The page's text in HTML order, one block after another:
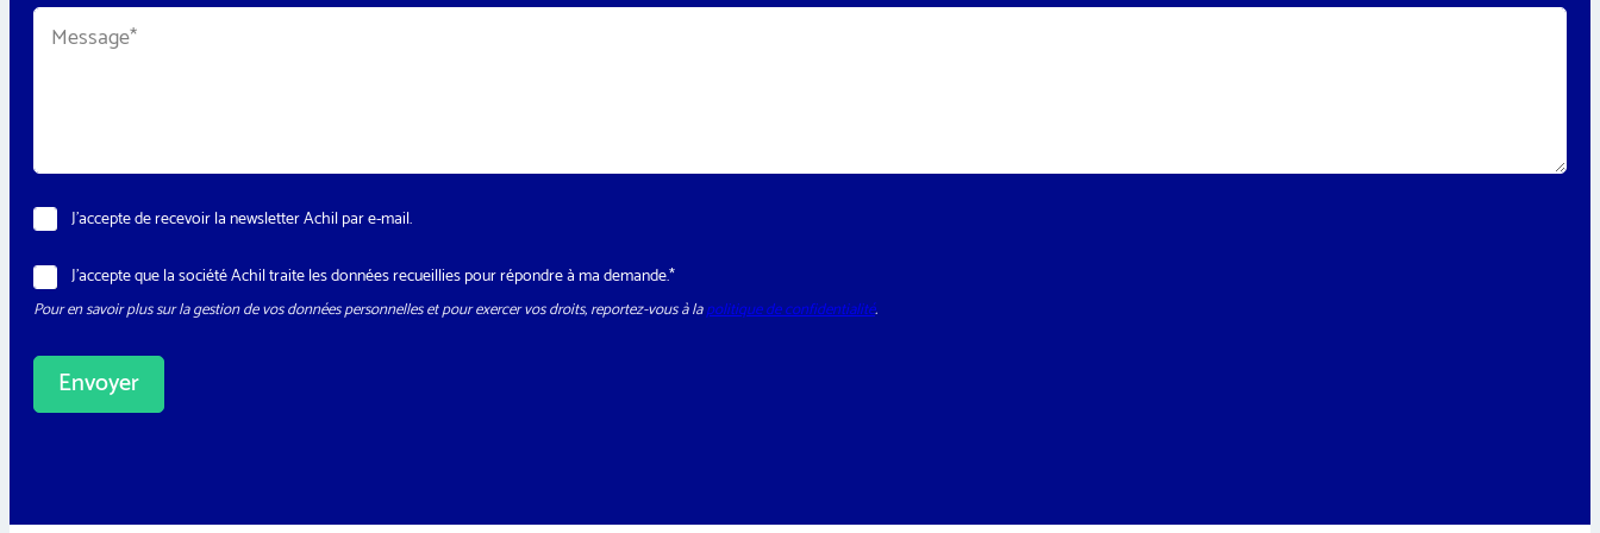
l
lM
N
e
w
s
l
e
t
J’accepte de recevoir la newsletter Achil par e-mail.
R
G
P
*
J’accepte que la société Achil traite les données recueillies pour répondre à ma demande.*
Pour en savoir plus sur la gestion de vos données personnelles et pour exercer vos droits, reportez-vous à lapolitique de confidentialité.
Envoyer